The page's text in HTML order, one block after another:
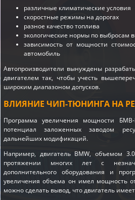
различные климатические условия
скоростные режимы на дорогах
разное качество топлива
экологические нормы по выбросам
зависимость от мощности
автомобиль
Автопроизводители вынуждены
двигателем так, чтобы учесть
широким диапазоном допусков.
ВЛИЯНИЕ ЧИП-ТЮНИНГА НА
Программа увеличения мощности БМВ-
потенциал заложенных заводом
дальнейших модификаций.
Например, двигатель BMW, объемом
протяжении многих лет с
дополнительного оборудования и
увеличения объема он имел мощность
можно сделать вывод, что двигатель